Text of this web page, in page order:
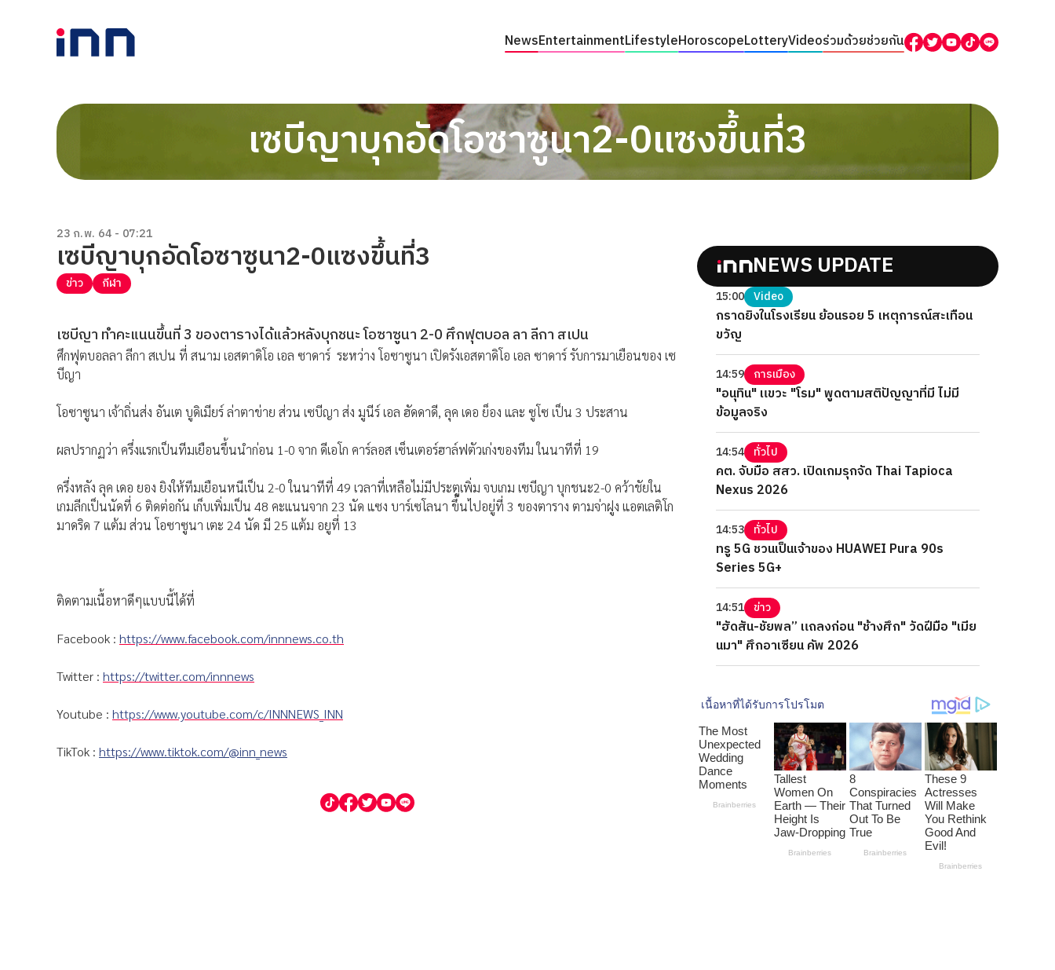
NewsEntertainmentLifestyleHoroscopeLotteryVideoร่วมด้วยช่วยกัน
เซบีญาบุกอัดโอซาซูนา2-0แซงขึ้นที่3
23 ก.พ. 64 - 07:21
เซบีญาบุกอัดโอซาซูนา2-0แซงขึ้นที่3
ข่าว กีฬา
เซบีญา ทำคะแนนขึ้นที่ 3 ของตารางได้แล้วหลังบุกชนะ โอซาซูนา 2-0 ศึกฟุตบอล ลา ลีกา สเปน
ศึกฟุตบอลลา ลีกา สเปน ที่ สนาม เอสตาดิโอ เอล ซาดาร์ ระหว่าง โอซาซูนา เปิดรังเอสตาดิโอ เอล ซาดาร์ รับการมาเยือนของ เซ
บีญา
โอซาซูนา เจ้าถิ่นส่ง อันเต บูดิเมียร์ ล่าตาข่าย ส่วน เซบีญา ส่ง มูนีร์ เอล ฮัดดาดี, ลุค เดอ ย็อง และ ซูโซ เป็น 3 ประสาน
ผลปรากฏว่า ครึ่งแรกเป็นทีมเยือนขึ้นนำก่อน 1-0 จาก ดีเอโก คาร์ลอส เซ็นเตอร์ฮาล์ฟตัวเก่งของทีม ในนาทีที่ 19
ครึ่งหลัง ลุค เดอ ยอง ยิงให้ทีมเยือนหนีเป็น 2-0 ในนาทีที่ 49 เวลาที่เหลือไม่มีประตูเพิ่ม จบเกม เซบีญา บุกชนะ2-0 คว้าชัยใน
เกมลีกเป็นนัดที่ 6 ติดต่อกัน เก็บเพิ่มเป็น 48 คะแนนจาก 23 นัด แซง บาร์เซโลนา ขึ้นไปอยู่ที่ 3 ของตาราง ตามจ่าฝูง แอตเลติโก
มาดริด 7 แต้ม ส่วน โอซาซูนา เตะ 24 นัด มี 25 แต้ม อยูที่ 13
ติดตามเนื้อหาดีๆแบบนี้ได้ที่
Facebook : https://www.facebook.com/innnews.co.th
Twitter : https://twitter.com/innnews
Youtube : https://www.youtube.com/c/INNNEWS_INN
TikTok : https://www.tiktok.com/@inn_news
NEWS UPDATE
15:00 Video
กราดยิงในโรงเรียน ย้อนรอย 5 เหตุการณ์สะเทือน
ขวัญ
14:59 การเมือง
"อนุทิน" แขวะ "โรม" พูดตามสติปัญญาที่มี ไม่มี
ข้อมูลจริง
14:54 ทั่วไป
คต. จับมือ สสว. เปิดเกมรุกจัด Thai Tapioca
Nexus 2026
14:53 ทั่วไป
ทรู 5G ชวนเป็นเจ้าของ HUAWEI Pura 90s
Series 5G+
14:51 ข่าว
"ฮัดสัน-ชัยพล” แถลงก่อน "ช้างศึก" วัดฝีมือ "เมีย
นมา" ศึกอาเซียน คัพ 2026